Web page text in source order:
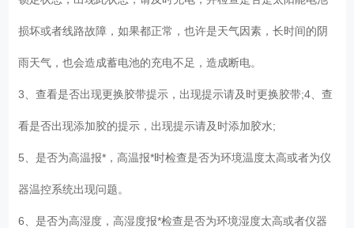
损坏或者线路故障，如果都正常，也许是天气因素，长时间的阴
雨天气，也会造成蓄电池的充电不足，造成断电。
3、查看是否出现更换胶带提示，出现提示请及时更换胶带;4、查
看是否出现添加胶的提示，出现提示请及时添加胶水;
5、是否为高温报*，高温报*时检查是否为环境温度太高或者为仪
器温控系统出现问题。
6、是否为高湿度，高湿度报*检查是否为环境湿度太高或者仪器